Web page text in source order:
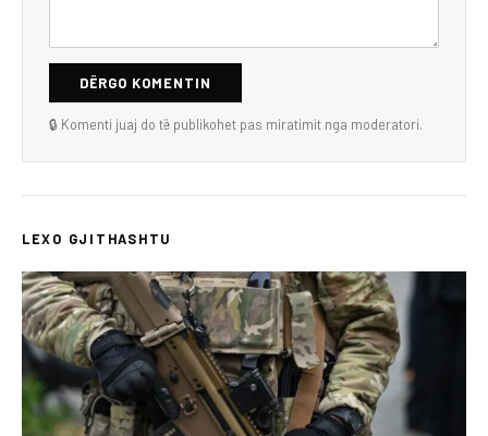
DËRGO KOMENTIN
🔒 Komenti juaj do të publikohet pas miratimit nga moderatori.
LEXO GJITHASHTU